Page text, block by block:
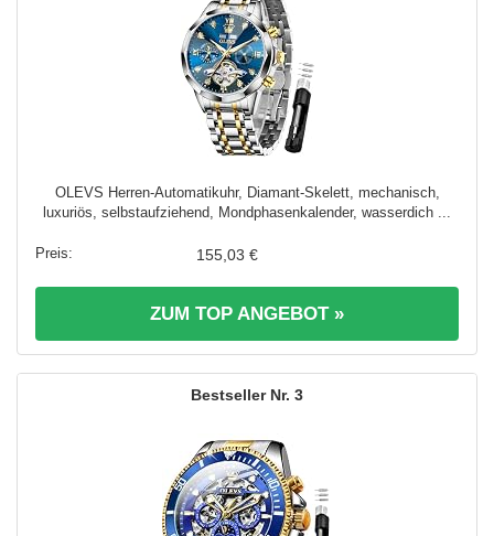
OLEVS Herren-Automatikuhr, Diamant-Skelett, mechanisch,
luxuriös, selbstaufziehend, Mondphasenkalender, wasserdich ...
155,03 €
ZUM TOP ANGEBOT »
3